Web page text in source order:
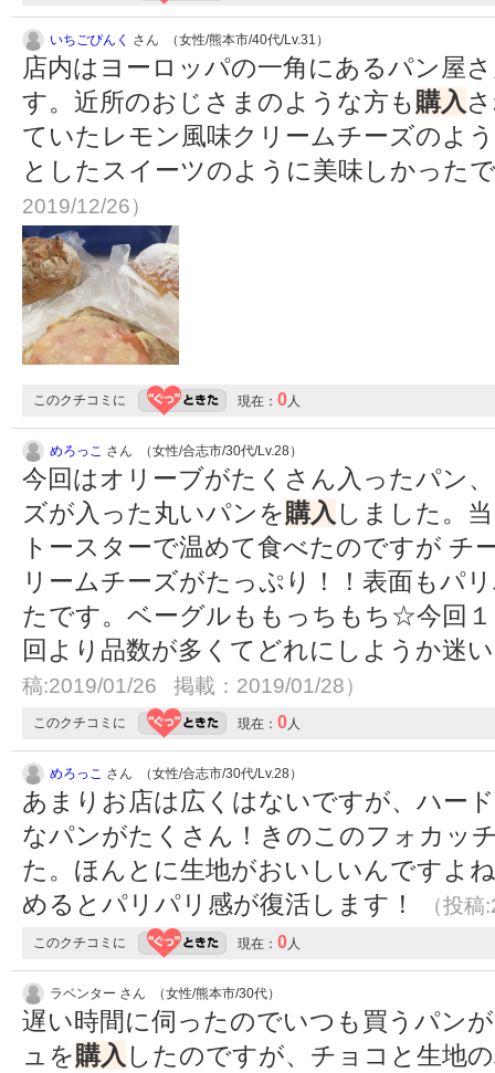
いちごぴんく さん （女性/熊本市/40代/Lv.31）
店内はヨーロッパの一角にあるパン屋
す。近所のおじさまのような方も購入
ていたレモン風味クリームチーズのよ
としたスイーツのように美味しかった
2019/12/26）
このクチコミに 現在： 0人
めろっこ さん （女性/合志市/30代/Lv.28）
今回はオリーブがたくさん入ったパン
ズが入った丸いパンを購入 しました。
トースターで温めて食べたのですが チ
リームチーズがたっぷり！！表面もパ
たです。ベーグルももっちもち☆今回
回より品数が多くてどれにしようか迷
稿:2019/01/26 掲載：2019/01/28）
このクチコミに 現在： 0人
めろっこ さん （女性/合志市/30代/Lv.28）
あまりお店は広くはないですが、ハー
なパンがたくさん！きのこのフォカッ
た。ほんとに生地がおいしいんですよ
めるとパリパリ感が復活します！
（投
このクチコミに 現在： 0人
ラベンター さん （女性/熊本市/30代）
遅い時間に伺ったのでいつも買うパン
ュを購入 したのですが、チョコと生地